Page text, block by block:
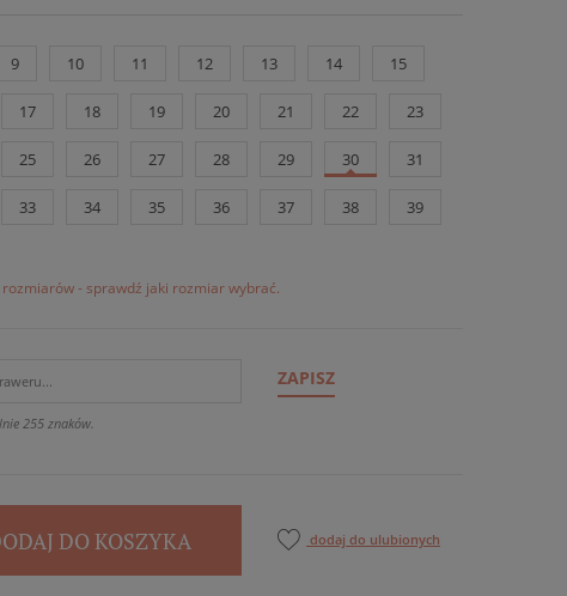
9 10 11 12 13 14 15
17 18 19 20 21 22 23
25 26 27 28 29 30 31
33 34 35 36 37 38 39
- sprawdź jaki rozmiar wybrać.
ZAPISZ
255 znaków.
DO KOSZYKA dodaj do ulubionych